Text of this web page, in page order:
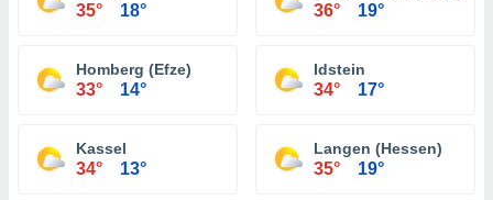
35° 18° 36° 19°
Homberg (Efze)
33° 14°
Idstein
34° 17°
Kassel
34° 13°
Langen (Hessen)
35° 19°